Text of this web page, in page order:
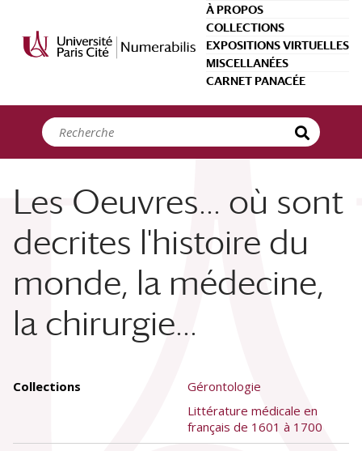
À PROPOS
COLLECTIONS
EXPOSITIONS VIRTUELLES
MISCELLANÉES
CARNET PANACÉE
Les Oeuvres... où sont
decrites l'histoire du
monde, la médecine,
la chirurgie...
Collections
Gérontologie
Littérature médicale en
français de 1601 à 1700